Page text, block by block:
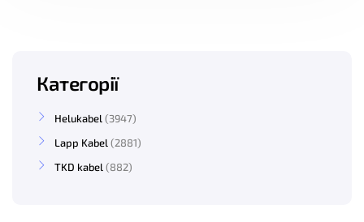
Категорії
Helukabel
3947
Lapp Kabel
2881
TKD kabel
882